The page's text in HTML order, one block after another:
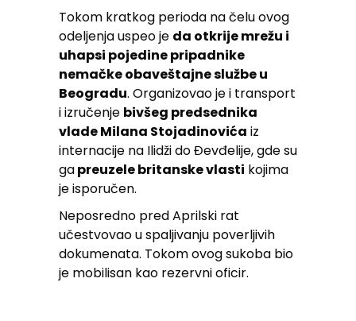
Tokom kratkog perioda na čelu ovog
odeljenja uspeo je da otkrije mrežu i
uhapsi pojedine pripadnike
nemačke obaveštajne službe u
Beogradu. Organizovao je i transport
i izručenje bivšeg predsednika
vlade Milana Stojadinovića iz
internacije na Ilidži do Đevđelije, gde su
gapreuzele britanske vlasti kojima
je isporučen.
Neposredno pred Aprilski rat
učestvovao u spaljivanju poverljivih
dokumenata. Tokom ovog sukoba bio
je mobilisan kao rezervni oficir.